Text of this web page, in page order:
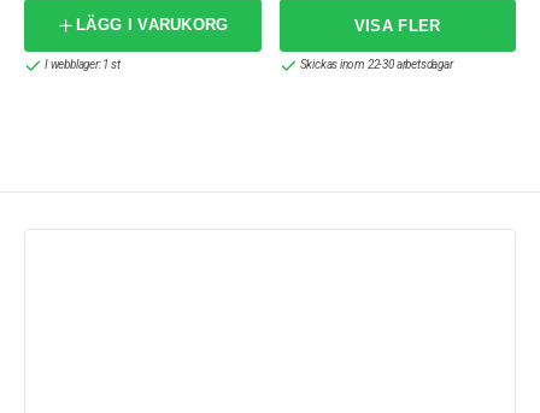
LÄGG I VARUKORG
I webblager: 1 st Skickas inom 22-30 arbetsdagar